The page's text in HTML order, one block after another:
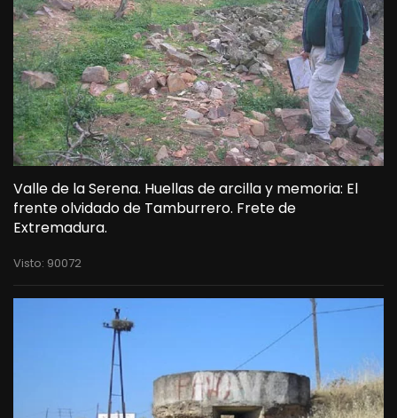
Valle de la Serena. Huellas de arcilla y memoria: El
frente olvidado de Tamburrero. Frete de
Extremadura.
Visto: 90072